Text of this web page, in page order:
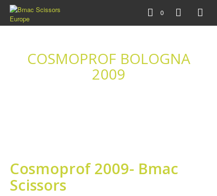
0
COSMOPROF BOLOGNA
2009
Cosmoprof 2009- Bmac
Scissors